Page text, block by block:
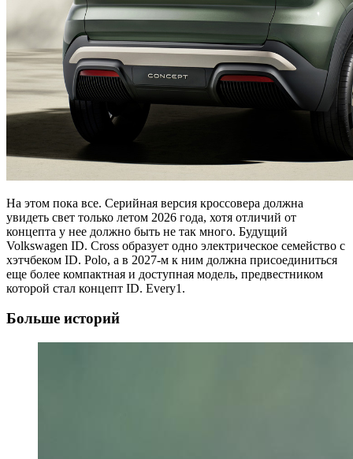
На этом пока все. Серийная версия кроссовера должна
увидеть свет только летом 2026 года, хотя отличий от
концепта у нее должно быть не так много. Будущий
Volkswagen ID. Cross образует одно электрическое семейство с
хэтчбеком ID. Polo, а в 2027-м к ним должна присоединиться
еще более компактная и доступная модель, предвестником
которой стал концепт ID. Every1.
Больше историй